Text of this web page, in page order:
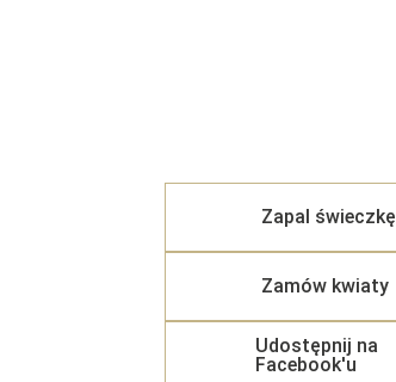
Zapal świeczkę
Zamów kwiaty
Udostępnij na
Facebook'u